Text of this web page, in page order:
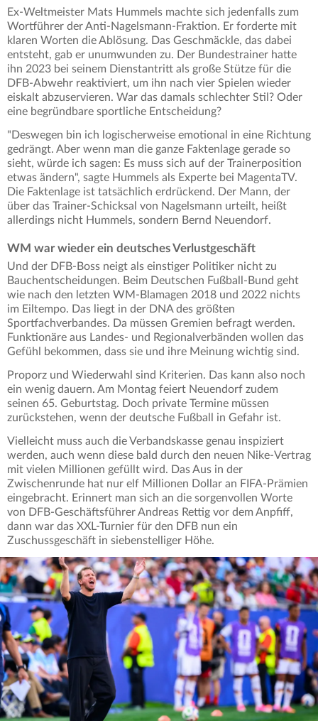
Ex-Weltmeister Mats Hummels machte sich jedenfalls zum
Wortführer der Anti-Nagelsmann-Fraktion. Er forderte mit
klaren Worten die Ablösung. Das Geschmäckle, das dabei
entsteht, gab er unumwunden zu. Der Bundestrainer hatte
ihn 2023 bei seinem Dienstantritt als große Stütze für die
DFB-Abwehr reaktiviert, um ihn nach vier Spielen wieder
eiskalt abzuservieren. War das damals schlechter Stil? Oder
eine begründbare sportliche Entscheidung?
"Deswegen bin ich logischerweise emotional in eine Richtung
gedrängt. Aber wenn man die ganze Faktenlage gerade so
sieht, würde ich sagen: Es muss sich auf der Trainerposition
etwas ändern", sagte Hummels als Experte bei MagentaTV.
Die Faktenlage ist tatsächlich erdrückend. Der Mann, der
über das Trainer-Schicksal von Nagelsmann urteilt, heißt
allerdings nicht Hummels, sondern Bernd Neuendorf.
WM war wieder ein deutsches Verlustgeschäft
Und der DFB-Boss neigt als einstiger Politiker nicht zu
Bauchentscheidungen. Beim Deutschen Fußball-Bund geht
wie nach den letzten WM-Blamagen 2018 und 2022 nichts
im Eiltempo. Das liegt in der DNA des größten
Sportfachverbandes. Da müssen Gremien befragt werden.
Funktionäre aus Landes- und Regionalverbänden wollen das
Gefühl bekommen, dass sie und ihre Meinung wichtig sind.
Proporz und Wiederwahl sind Kriterien. Das kann also noch
ein wenig dauern. Am Montag feiert Neuendorf zudem
seinen 65. Geburtstag. Doch private Termine müssen
zurückstehen, wenn der deutsche Fußball in Gefahr ist.
Vielleicht muss auch die Verbandskasse genau inspiziert
werden, auch wenn diese bald durch den neuen Nike-Vertrag
mit vielen Millionen gefüllt wird. Das Aus in der
Zwischenrunde hat nur elf Millionen Dollar an FIFA-Prämien
eingebracht. Erinnert man sich an die sorgenvollen Worte
von DFB-Geschäftsführer Andreas Rettig vor dem Anpfiff,
dann war das XXL-Turnier für den DFB nun ein
Zuschussgeschäft in siebenstelliger Höhe.